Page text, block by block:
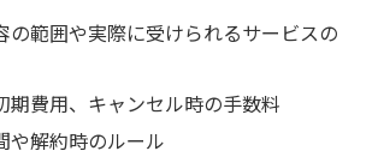
の範囲や実際に受けられるサービスの
期費用、キャンセル時の手数料
や解約時のルール